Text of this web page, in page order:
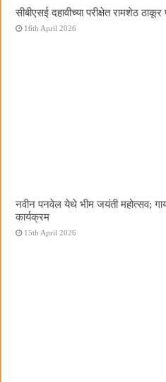
सीबीएसई दहावीच्या परीक्षेत रामशेठ
16th April 2026
नवीन पनवेल येथे भीम जयंती महोत्सव;
कार्यक्रम
15th April 2026